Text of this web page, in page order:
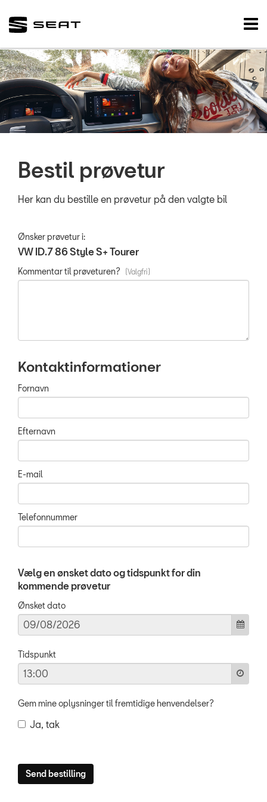
NYE BILER
BRUGTE BILER
VÆRKSTED
TILBEHØR
Bestil prøvetur
Her kan du bestille en prøvetur på den valgte bil
Ønsker prøvetur i:
VW ID.7 86 Style S+ Tourer
Kommentar til prøveturen?
Kontaktinformationer
Fornavn
Efternavn
E-mail
Telefonnummer
Vælg en ønsket dato og tidspunkt for din
kommende prøvetur
Ønsket dato
Tidspunkt
Gem mine oplysninger til fremtidige henvendelser?
Ja, tak